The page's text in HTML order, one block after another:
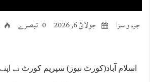
جرم و سزا جولائ 6, 2026 0 تبصرے
اسلام آباد(کورٹ نیوز) سپریم کورٹ نے